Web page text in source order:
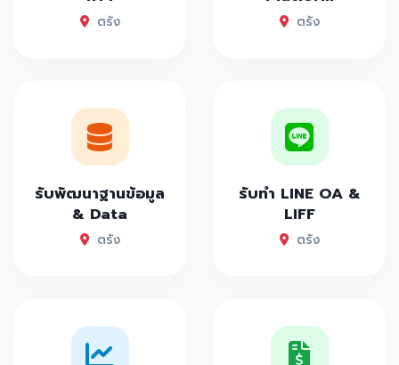
ตรัง ตรัง
รับพัฒนาฐานข้อมูล
& Data
ตรัง
รับทำ LINE OA &
LIFF
ตรัง